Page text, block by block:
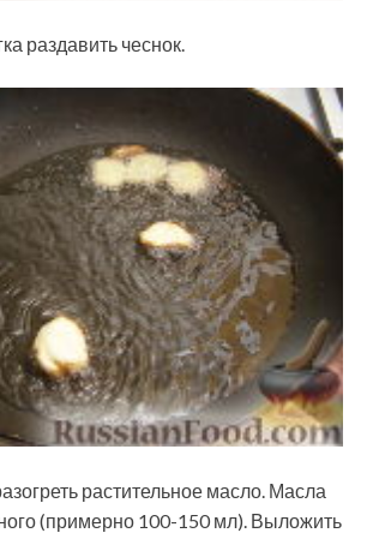
раздавить чеснок.
растительное масло. Масла
(примерно 100-150 мл). Выложить